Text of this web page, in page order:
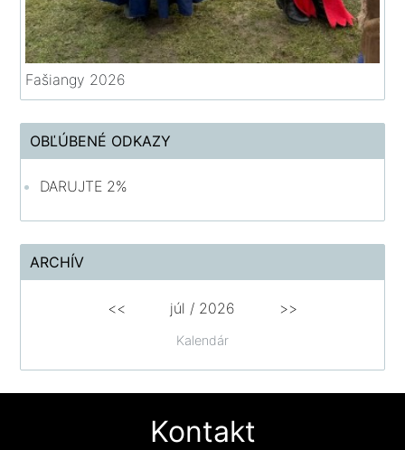
Fašiangy 2026
OBĽÚBENÉ ODKAZY
DARUJTE 2%
ARCHÍV
Kalendár
<< júl / 2026 >>
Kontakt